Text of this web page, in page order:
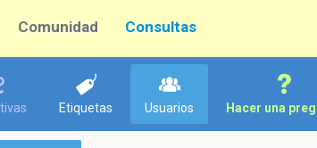
Comunidad Consultas
Etiquetas Usuarios Hacer una